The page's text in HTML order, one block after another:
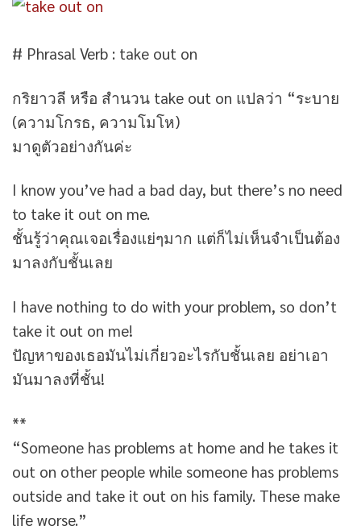
# Phrasal Verb : take out on
กริยาวลี หรือ สำนวน take out on แปลว่า “ระบาย
(ความโกรธ, ความโมโห)
มาดูตัวอย่างกันค่ะ
I know you’ve had a bad day, but there’s no need
to take it out on me.
ชั้นรู้ว่าคุณเจอเรื่องแย่ๆมาก แต่ก็ไม่เห็นจำเป็นต้อง
มาลงกับชั้นเลย
I have nothing to do with your problem, so don’t
take it out on me!
ปัญหาของเธอมันไม่เกี่ยวอะไรกับชั้นเลย อย่าเอา
มันมาลงที่ชั้น!
**
“Someone has problems at home and he takes it
out on other people while someone has problems
outside and take it out on his family. These make
life worse.”